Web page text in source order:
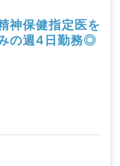
神保健指定医を
の週4日勤務◎